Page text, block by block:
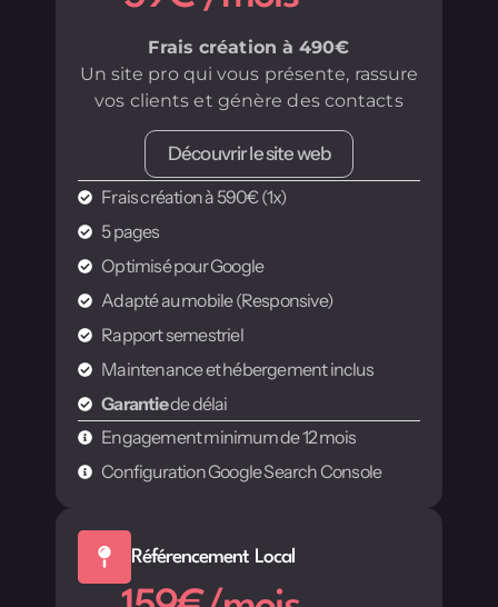
Frais création à 490€
Un site pro qui vous présente, rassure
vos clients et génère des contacts
Découvrir le site web
Frais création à 590€ (1x)
5 pages
Optimisé pour Google
Adapté au mobile (Responsive)
Rapport semestriel
Maintenance et hébergement inclus
Garantiede délai
Engagement minimum de 12 mois
Configuration Google Search Console
Référencement Local